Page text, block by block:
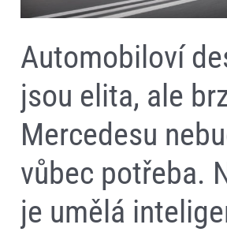
Automobiloví
jsou elita, ale
Mercedesu
vůbec potřeba.
je umělá
umělá